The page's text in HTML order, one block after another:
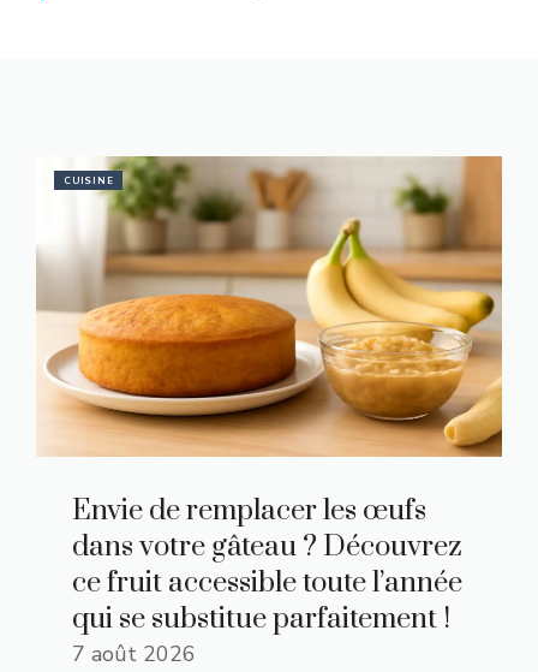
CUISINE
Envie de remplacer les œufs
dans votre gâteau ? Découvrez
ce fruit accessible toute l’année
qui se substitue parfaitement !
7 août 2026